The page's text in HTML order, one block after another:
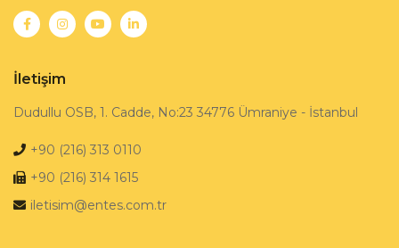
İletişim
Dudullu OSB, 1. Cadde, No:23 34776 Ümraniye - İstanbul
+90 (216) 313 0110
+90 (216) 314 1615
iletisim@entes.com.tr